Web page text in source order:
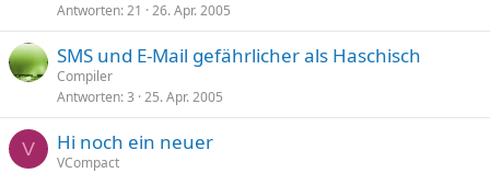
Antworten 21 26. Apr. 2005
SMS und E-Mail gefährlicher als Haschisch
Compiler
Antworten 3 25. Apr. 2005
V Hi noch ein neuer
VCompact